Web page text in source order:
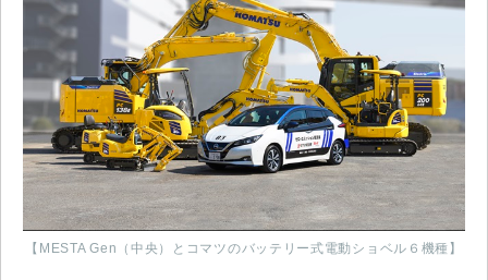
【MESTA Gen（中央）とコマツのバッテリー式電動ショベル６機種】